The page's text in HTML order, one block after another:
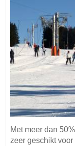
Met meer dan
zeer geschikt